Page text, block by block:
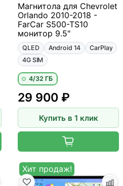
Магнитола для Chevrolet
Orlando 2010-2018 -
FarCar S500-TS10
монитор 9.5"
QLED Android 14
CarPlay
4G SIM
4/32 ГБ
29 900 ₽
Купить в 1 клик
Хит продаж!